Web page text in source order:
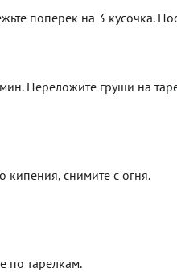
поперек на 3 кусочка.
Переложите груши на
кипения, снимите с огня.
по тарелкам.